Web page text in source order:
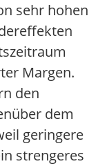
sehr hohen
Margen.
den
dem
geringere
strengeres